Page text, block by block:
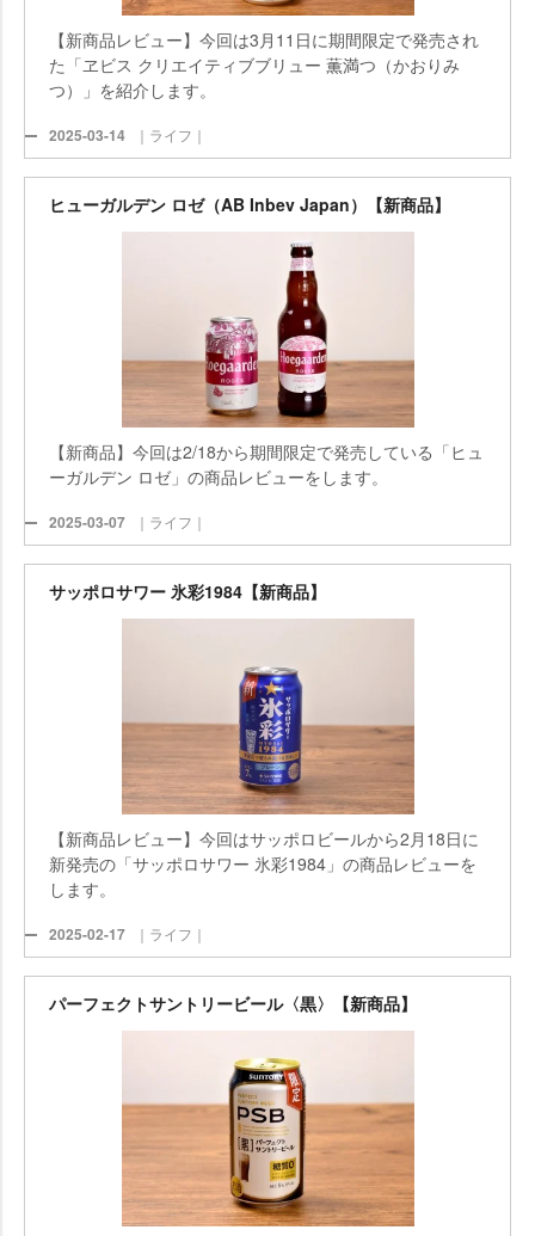
【新商品レビュー】今回は3月11日に期間限定で発売され
た「ヱビス クリエイティブブリュー 薫満つ（かおりみ
つ）」を紹介します。
2025-03-14 ｜ライフ｜
ヒューガルデン ロゼ（AB Inbev Japan）【新商品】
【新商品】今回は2/18から期間限定で発売している「ヒュ
ーガルデン ロゼ」の商品レビューをします。
2025-03-07 ｜ライフ｜
サッポロサワー 氷彩1984【新商品】
【新商品レビュー】今回はサッポロビールから2月18日に
新発売の「サッポロサワー 氷彩1984」の商品レビューを
します。
2025-02-17 ｜ライフ｜
パーフェクトサントリービール〈黒〉【新商品】